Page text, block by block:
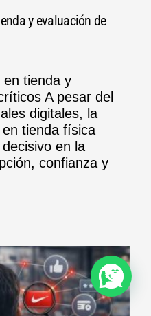
y evaluación de
en tienda y
A pesar del
digitales, la
tienda física
en la
confianza y